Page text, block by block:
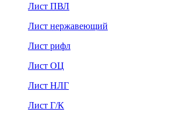
Лист ПВЛ
Лист нержавеющий
Лист рифл
Лист ОЦ
Лист НЛГ
Лист Г/К